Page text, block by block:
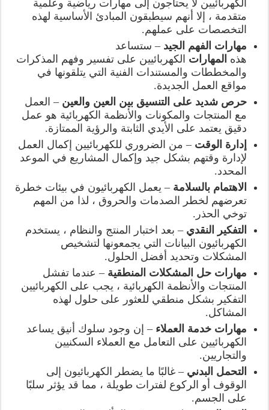
الكهربائيين لا يحتاجون إلى مهارات رياضية وعلمية
متقدمة ، إلا أنهم سيطبقون المبادئ الأساسية لهذه
التخصصات على عملهم.
مهارات الفهم الجيد – ستساعد
هذه المهارات الكهربائيين على تفسير وفهم المذكرات
والمخططات والمستندات الفنية التي يتلقونها في
مواقع العمل الجديدة.
حرص شديد على التنسيق بين العين والعين – العمل
مع المنتجات والمكونات والأنظمة الكهربائية هو عمل
دقيق يعتمد على الأيدي الثابتة والرؤية الممتازة.
إدارة الوقت – من الضروري للكهربائيين إكمال العمل
لإدارة وقتهم بشكل جيد وإكمال المشاريع في الموعد
المحدد.
الاهتمام بالسلامة – يعمل الكهربائيون في بيئات خطرة
تعرضهم لخطر الصدمات والحروق ، لذا من المهم
توخي الحذر.
التفكير النقدي – بعد اختبار المنتج والنظام ، يستخدم
الكهربائيون البيانات التي يجمعونها لتشخيص
المشكلات وتحديد أفضل الحلول.
مهارات حل المشكلات المنطقية – عندما تفشل
المنتجات والأنظمة الكهربائية ، يجب على الكهربائيين
التفكير بشكل منطقي للعثور على حلول لهذه
المشاكل.
مهارات خدمة العملاء – إن وجود سلوك أنيق يساعد
الكهربائيين على التعامل مع العملاء السكنيين
والتجاريين.
التحمل البدني – غالبًا ما يضطر الكهربائيون إلى
الوقوف أو الركوع لفترات طويلة ، مما قد يؤثر سلبًا
على الجسم.